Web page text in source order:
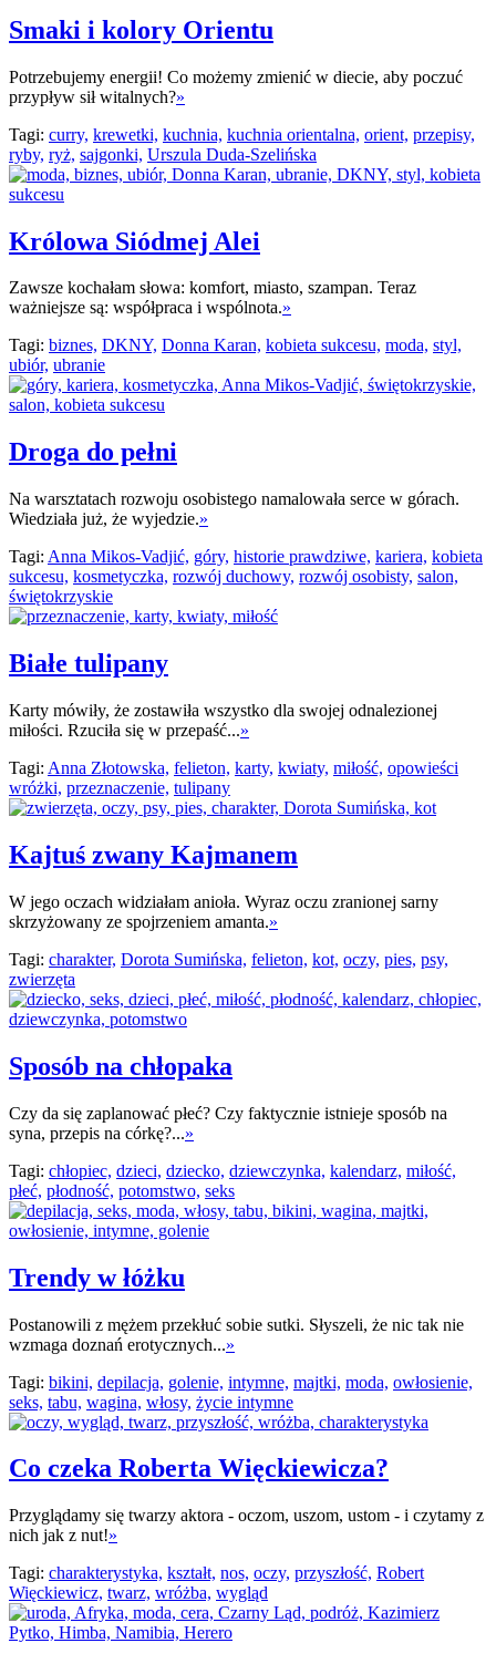
Smaki i kolory Orientu
Potrzebujemy energii! Co możemy zmienić w diecie, aby poczuć
przypływ sił witalnych?»
Tagi: curry, krewetki, kuchnia, kuchnia orientalna, orient, przepisy,
ryby, ryż, sajgonki, Urszula Duda-Szelińska
Królowa Siódmej Alei
Zawsze kochałam słowa: komfort, miasto, szampan. Teraz
ważniejsze są: współpraca i wspólnota.»
Tagi: biznes, DKNY, Donna Karan, kobieta sukcesu, moda, styl,
ubiór, ubranie
Droga do pełni
Na warsztatach rozwoju osobistego namalowała serce w górach.
Wiedziała już, że wyjedzie.»
Tagi: Anna Mikos-Vadjić, góry, historie prawdziwe, kariera, kobieta
sukcesu, kosmetyczka, rozwój duchowy, rozwój osobisty, salon,
świętokrzyskie
Białe tulipany
Karty mówiły, że zostawiła wszystko dla swojej odnalezionej
miłości. Rzuciła się w przepaść...»
Tagi: Anna Złotowska, felieton, karty, kwiaty, miłość, opowieści
wróżki, przeznaczenie, tulipany
Kajtuś zwany Kajmanem
W jego oczach widziałam anioła. Wyraz oczu zranionej sarny
skrzyżowany ze spojrzeniem amanta.»
Tagi: charakter, Dorota Sumińska, felieton, kot, oczy, pies, psy,
zwierzęta
Sposób na chłopaka
Czy da się zaplanować płeć? Czy faktycznie istnieje sposób na
syna, przepis na córkę?...»
Tagi: chłopiec, dzieci, dziecko, dziewczynka, kalendarz, miłość,
płeć, płodność, potomstwo, seks
Trendy w łóżku
Postanowili z mężem przekłuć sobie sutki. Słyszeli, że nic tak nie
wzmaga doznań erotycznych...»
Tagi: bikini, depilacja, golenie, intymne, majtki, moda, owłosienie,
seks, tabu, wagina, włosy, życie intymne
Co czeka Roberta Więckiewicza?
Przyglądamy się twarzy aktora - oczom, uszom, ustom - i czytamy z
nich jak z nut!»
Tagi: charakterystyka, kształt, nos, oczy, przyszłość, Robert
Więckiewicz, twarz, wróżba, wygląd